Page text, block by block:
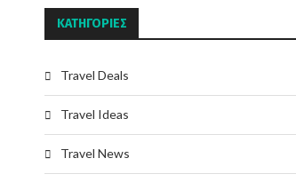
KΑΤΗΓΟΡΊΕΣ
Travel Deals
Travel Ideas
Travel News